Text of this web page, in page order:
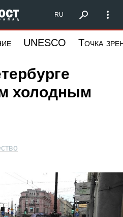
Северо-Запад
RU
UNESCO Точка
холодным